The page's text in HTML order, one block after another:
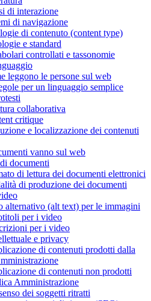
di interazione
di navigazione
di contenuto (content type)
e standard
controllati e tassonomie
leggono le persone sul web
per un linguaggio semplice
collaborativa
critique
e localizzazione dei contenuti
vanno sul web
documenti
di lettura dei documenti elettronici
di produzione dei documenti
alternativo (alt text) per le immagini
per i video
per i video
e privacy
di contenuti prodotti dalla
di contenuti non prodotti
Amministrazione
dei soggetti ritratti